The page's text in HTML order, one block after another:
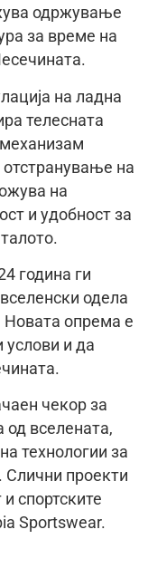
одржување
за време на
на ладна
телесната
на
на
и удобност за
година ги
одела
Новата опрема е
и да
чекор за
од вселената,
технологии за
проекти
спортските
Sportswear.